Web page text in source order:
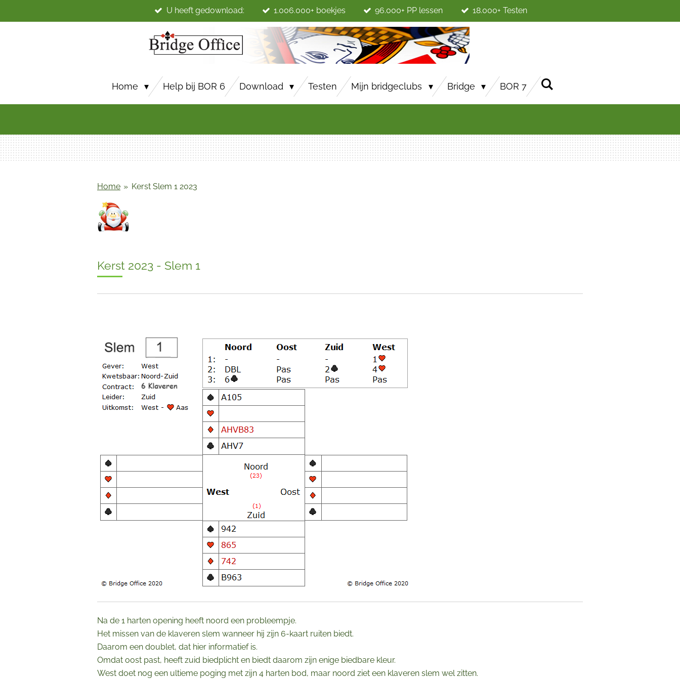
direct
U heeft gedownload: 1.006.000+ boekjes 96.000+ PP lessen 18.000+ Testen
Home Help bij BOR 6 Download Testen Mijn bridgeclubs Bridge BOR 7
Home » Kerst Slem 1 2023
Kerst 2023 - Slem 1
Na de 1 harten opening heeft noord een probleempje.
Het missen van de klaveren slem wanneer hij zijn 6-kaart ruiten biedt.
Daarom een doublet, dat hier informatief is.
Omdat oost past, heeft zuid biedplicht en biedt daarom zijn enige biedbare kleur.
West doet nog een ultieme poging met zijn 4 harten bod, maar noord ziet een klaveren slem wel zitten.